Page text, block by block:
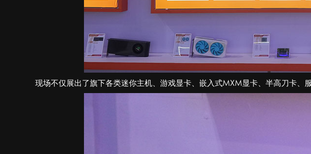
现场不仅展出了旗下各类迷你主机、游戏显卡、嵌入式MXM显卡、半高刀卡、